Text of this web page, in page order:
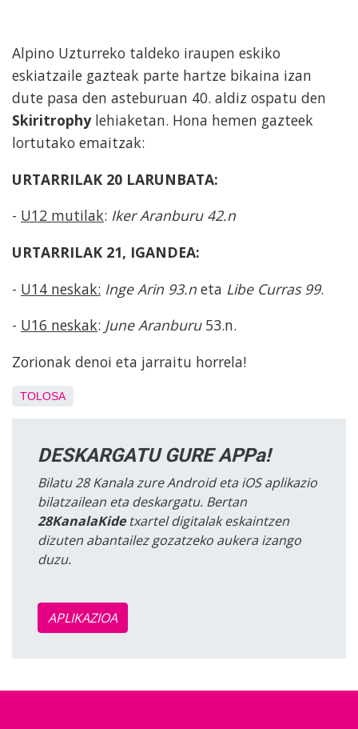
Alpino Uzturreko taldeko iraupen eskiko
eskiatzaile gazteak parte hartze bikaina izan
dute pasa den asteburuan 40. aldiz ospatu den
Skiritrophylehiaketan. Hona hemen gazteek
lortutako emaitzak:
URTARRILAK 20 LARUNBATA:
- U12 mutilak: Iker Aranburu 42.n
URTARRILAK 21, IGANDEA:
- U14 neskak: Inge Arin 93.n eta Libe Curras 99.
- U16 neskak: June Aranburu53.n.
Zorionak denoi eta jarraitu horrela!
TOLOSA
DESKARGATU GURE APPa!
Bilatu 28 Kanala zure Android eta iOS aplikazio
bilatzailean eta deskargatu. Bertan
28KanalaKidetxartel digitalak eskaintzen
dizuten abantailez gozatzeko aukera izango
duzu.
APLIKAZIOA